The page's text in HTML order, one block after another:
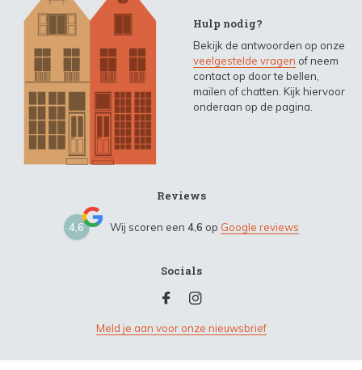
Hulp nodig?
Bekijk de antwoorden op onze
veelgestelde vragen of neem
contact op door te bellen,
mailen of chatten. Kijk hiervoor
onderaan op de pagina.
Reviews
4,6 Wij scoren een 4,6 op Google reviews
Socials
Meld je aan voor onze nieuwsbrief